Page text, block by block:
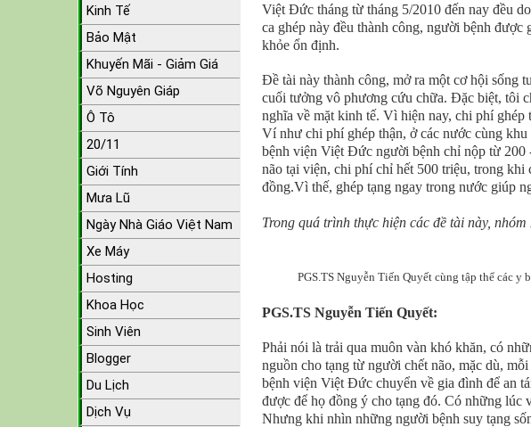
Việt Đức tháng từ tháng 5/2010 đến nay đều
ca ghép này đều thành công, người bệnh
khỏe ổn định.
Đề tài này thành công, mở ra một cơ hội sống
cuối tưởng vô phương cứu chữa. Đặc biệt, tôi
nghĩa về mặt kinh tế. Vì hiện nay, chi phí
Ví như chi phí ghép thận, ở các nước cùng
bệnh viện Việt Đức người bệnh chỉ nộp từ 200
não tại viện, chi phí chỉ hết 500 triệu, trong
đồng.Vì thế, ghép tạng ngay trong nước giúp
Trong quá trình thực hiện các đề tài này,
PGS.TS Nguyễn Tiến Quyết cùng tập thể các
PGS.TS Nguyễn Tiến Quyết:
Phải nói là trải qua muôn vàn khó khăn, có
nguồn cho tạng từ người chết não, mặc dù,
bệnh viện Việt Đức chuyển về gia đình để an
được để họ đồng ý cho tạng đó. Có những lúc
Nhưng khi nhìn những người bệnh suy tạng
Kinh Tế
Bảo Mật
Khuyến Mãi - Giảm Giá
Võ Nguyên Giáp
Ô Tô
20/11
Giới Tính
Mưa Lũ
Ngày Nhà Giáo Việt Nam
Xe Máy
Hosting
Khoa Học
Sinh Viên
Blogger
Du Lịch
Dịch Vụ